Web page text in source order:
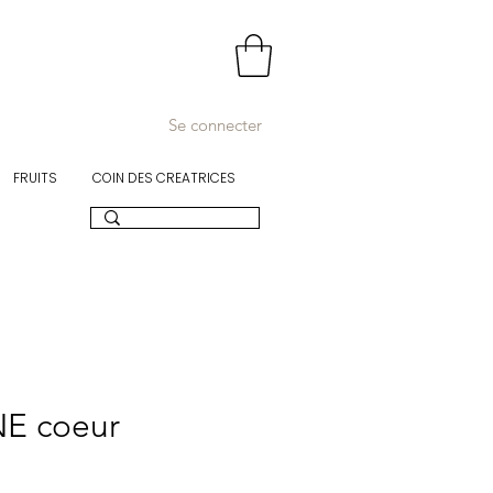
Se connecter
FRUITS COIN DES CREATRICES
coeur